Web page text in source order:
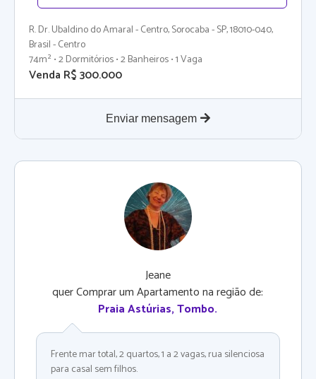
R. Dr. Ubaldino do Amaral - Centro, Sorocaba - SP, 18010-040,
Brasil - Centro
74m² • 2 Dormitórios • 2 Banheiros • 1 Vaga
Venda R$ 300.000
Enviar mensagem
Jeane
quer Comprar um Apartamento na região de:
Praia Astúrias, Tombo.
Frente mar total, 2 quartos, 1 a 2 vagas, rua silenciosa
para casal sem filhos.